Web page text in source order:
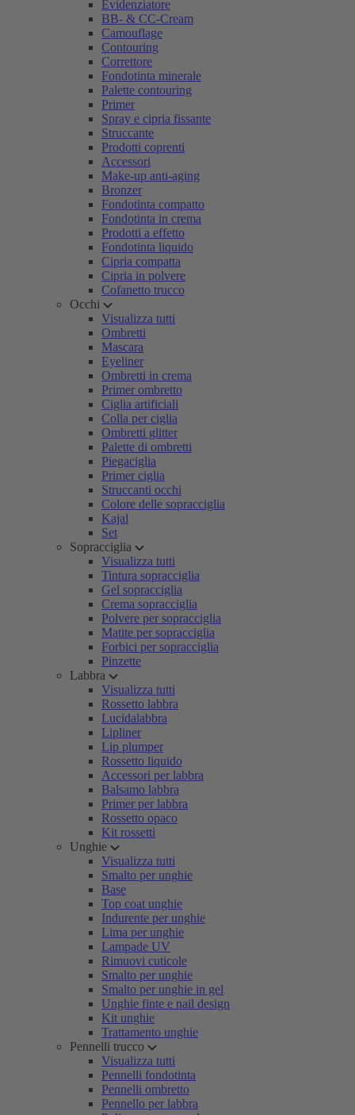
Evidenziatore
BB- & CC-Cream
Camouflage
Contouring
Correttore
Fondotinta minerale
Palette contouring
Primer
Spray e cipria fissante
Struccante
Prodotti coprenti
Accessori
Make-up anti-aging
Bronzer
Fondotinta compatto
Fondotinta in crema
Prodotti a effetto
Fondotinta liquido
Cipria compatta
Cipria in polvere
Cofanetto trucco
Occhi
Visualizza tutti
Ombretti
Mascara
Eyeliner
Ombretti in crema
Primer ombretto
Ciglia artificiali
Colla per ciglia
Ombretti glitter
Palette di ombretti
Piegaciglia
Primer ciglia
Struccanti occhi
Colore delle sopracciglia
Kajal
Set
Sopracciglia
Visualizza tutti
Tintura sopracciglia
Gel sopracciglia
Crema sopracciglia
Polvere per sopracciglia
Matite per sopracciglia
Forbici per sopracciglia
Pinzette
Labbra
Visualizza tutti
Rossetto labbra
Lucidalabbra
Lipliner
Lip plumper
Rossetto liquido
Accessori per labbra
Balsamo labbra
Primer per labbra
Rossetto opaco
Kit rossetti
Unghie
Visualizza tutti
Smalto per unghie
Base
Top coat unghie
Indurente per unghie
Lima per unghie
Lampade UV
Rimuovi cuticole
Smalto per unghie
Smalto per unghie in gel
Unghie finte e nail design
Kit unghie
Trattamento unghie
Pennelli trucco
Visualizza tutti
Pennelli fondotinta
Pennelli ombretto
Pennello per labbra